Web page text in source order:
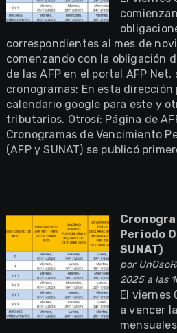
correspondientes al mes de
comenzando con la obligación
de las AFP en el portal AFP
cronogramas: En esta dirección
calendario google para este y
tributarios. Otrosí: Página de
Cronogramas de Vencimiento
(AFP y SUNAT) se publicó
Periodo
SUNAT)
por
2025 a las
El viernes
a vencer